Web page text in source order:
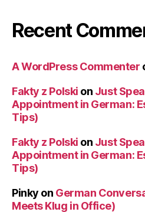
Recent
A WordPress Commenter
Fakty z Polski on Just
Appointment in German:
Tips)
Fakty z Polski on Just
Appointment in German:
Tips)
Pinky on German
Meets Klug in Office)